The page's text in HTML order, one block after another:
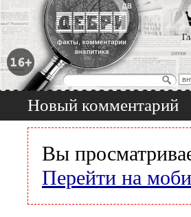
Новый комментарий
Вы
Перейти на